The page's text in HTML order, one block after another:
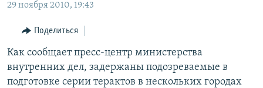
навигации
Вернутся
поиску
УЗБЕКИСТАН
ТАДЖИКИСТАН
НА ДРУГИХ ЯЗЫКАХ
ҚАЗАҚША
КЫРГЫЗЧА
ЎЗБЕКЧА
29 ноября 2010, 19:43
Поделиться
Как сообщает пресс-центр министерства
внутренних дел, задержаны подозреваемые в
подготовке серии терактов в нескольких городах